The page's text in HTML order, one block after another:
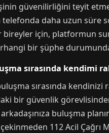
güvenilirliğini teyit
daha uzun süre
bireyler için, platformun
bir şüphe
sırasında kendimi
sırasında
bir güvenlik
buluşma
112 Acil